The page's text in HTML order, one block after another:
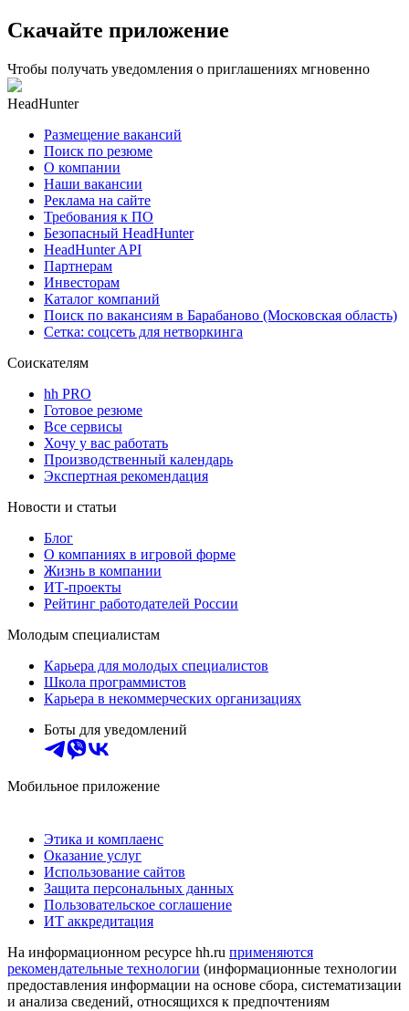
Скачайте приложение
Чтобы получать уведомления о приглашениях мгновенно
HeadHunter
Размещение вакансий
Поиск по резюме
О компании
Наши вакансии
Реклама на сайте
Требования к ПО
Безопасный HeadHunter
HeadHunter API
Партнерам
Инвесторам
Каталог компаний
Поиск по вакансиям в Барабаново (Московская область)
Сетка: соцсеть для нетворкинга
Соискателям
hh PRO
Готовое резюме
Все сервисы
Хочу у вас работать
Производственный календарь
Экспертная рекомендация
Новости и статьи
Блог
О компаниях в игровой форме
Жизнь в компании
ИТ-проекты
Рейтинг работодателей России
Молодым специалистам
Карьера для молодых специалистов
Школа программистов
Карьера в некоммерческих организациях
Боты для уведомлений
Мобильное приложение
Этика и комплаенс
Оказание услуг
Использование сайтов
Защита персональных данных
Пользовательское соглашение
ИТ аккредитация
На информационном ресурсе hh.ru применяются
рекомендательные технологии (информационные технологии
предоставления информации на основе сбора, систематизации
и анализа сведений, относящихся к предпочтениям